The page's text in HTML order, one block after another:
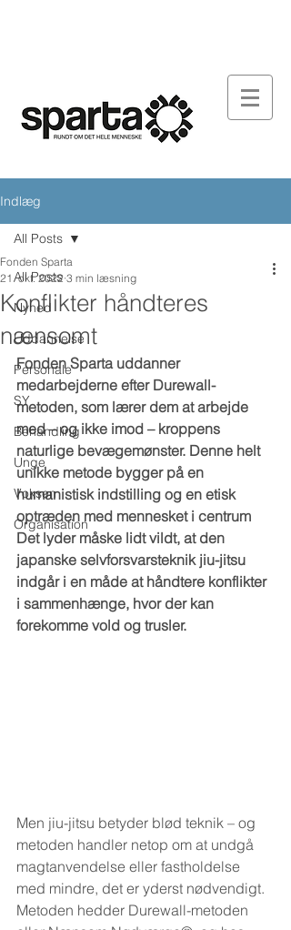
Indlæg
All Posts
Nyhed
Uddannelse
Personale
SY
Behandling
Unge
Voksen
Organisation
All Posts
Konflikter håndteres
nænsomt
Fonden Sparta
21. okt. 2022 3 min læsning
Fonden Sparta uddanner
medarbejderne efter Durewall-
metoden, som lærer dem at arbejde
med – og ikke imod – kroppens
naturlige bevægemønster. Denne helt
unikke metode bygger på en
humanistisk indstilling og en etisk
optræden med mennesket i centrum
Det lyder måske lidt vildt, at den
japanske selvforsvarsteknik jiu-jitsu
indgår i en måde at håndtere konflikter
i sammenhænge, hvor der kan
forekomme vold og trusler.
Men jiu-jitsu betyder blød teknik – og
metoden handler netop om at undgå
magtanvendelse eller fastholdelse
med mindre, det er yderst nødvendigt.
Metoden hedder Durewall-metoden